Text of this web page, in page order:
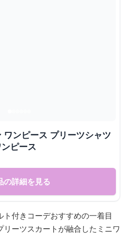
ワンピース プリーツシャツ
ピース
の詳細を見る
付きコーデおすすめの一着目
ーツスカートが融合したミニワ